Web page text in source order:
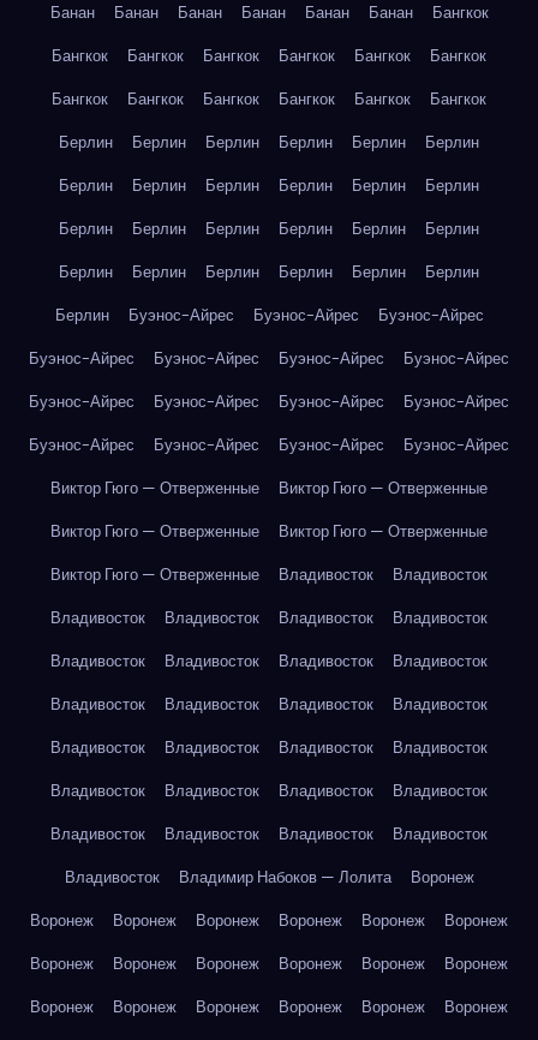
Банан
Банан Банан Банан Банан Банан
Бангкок
Бангкок
Бангкок Бангкок Бангкок Бангкок
Бангкок
Бангкок
Бангкок Бангкок Бангкок Бангкок
Бангкок
Берлин
Берлин Берлин Берлин Берлин
Берлин
Берлин
Берлин Берлин Берлин Берлин
Берлин
Берлин
Берлин Берлин Берлин Берлин
Берлин
Берлин
Берлин Берлин Берлин Берлин
Берлин
Берлин
Буэнос-Айрес Буэнос-Айрес
Буэнос-Айрес
Буэнос-Айрес
Буэнос-Айрес Буэнос-Айрес
Буэнос-Айрес
Буэнос-Айрес
Буэнос-Айрес Буэнос-Айрес
Буэнос-Айрес
Буэнос-Айрес
Буэнос-Айрес Буэнос-Айрес
Буэнос-Айрес
Виктор Гюго — Отверженные
Виктор Гюго — Отверженные
Виктор Гюго — Отверженные
Виктор Гюго — Отверженные
Виктор Гюго — Отверженные
Владивосток
Владивосток
Владивосток
Владивосток Владивосток
Владивосток
Владивосток
Владивосток Владивосток
Владивосток
Владивосток
Владивосток Владивосток
Владивосток
Владивосток
Владивосток Владивосток
Владивосток
Владивосток
Владивосток Владивосток
Владивосток
Владивосток
Владивосток Владивосток
Владивосток
Владивосток
Владимир Набоков — Лолита
Воронеж
Воронеж
Воронеж Воронеж Воронеж Воронеж
Воронеж
Воронеж
Воронеж Воронеж Воронеж Воронеж
Воронеж
Воронеж
Воронеж Воронеж Воронеж Воронеж
Воронеж